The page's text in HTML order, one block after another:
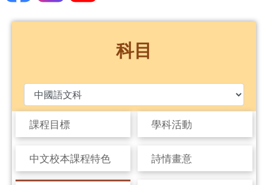
科目
課程目標 學科活動
中文校本課程特色 詩情畫意